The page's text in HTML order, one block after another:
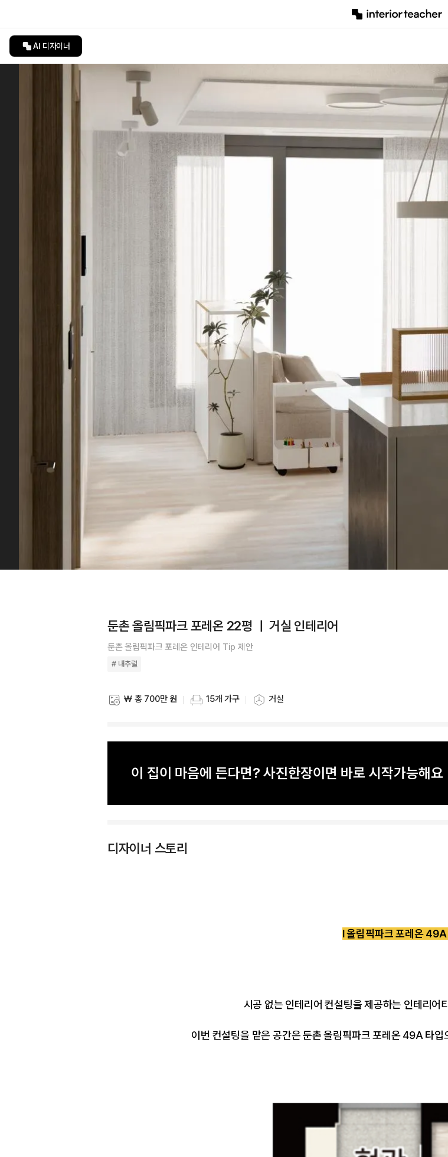
AI 디자이너
둔촌 올림픽파크 포레온 22평 ㅣ 거실 인테리어
둔촌 올림픽파크 포레온 인테리어 Tip 제안
# 내추럴
스타일링 비용
₩ 총 700만 원
스타일링 가구 개수
15개 가구
스타일링 공간
거실
이 집이 마음에 든다면? 사진한장이면 바로 시작가능해요
디자이너 스토리
l 올림픽파크 포레온
시공 없는 인테리어 컨설팅을 제공하는 인테리어
이번 컨설팅을 맡은 공간은 둔촌 올림픽파크 포레온 49A 타